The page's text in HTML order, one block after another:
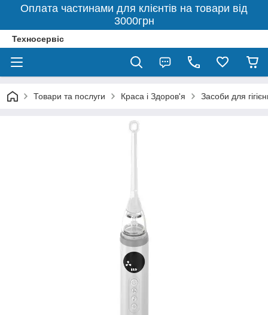
Оплата частинами для клієнтів на товари від
3000грн
Техносервіс
Товари та послуги Краса і Здоров'я Засоби для